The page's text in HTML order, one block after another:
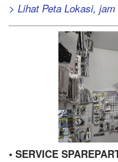
> Lihat Peta Lokasi,
• SERVICE